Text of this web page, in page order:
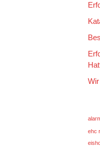
ehc